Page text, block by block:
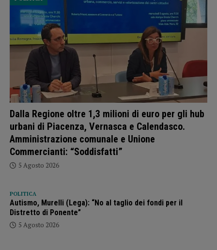
Dalla Regione oltre 1,3 milioni di euro per gli hub
urbani di Piacenza, Vernasca e Calendasco.
Amministrazione comunale e Unione
Commercianti: “Soddisfatti”
5 Agosto 2026
POLITICA
Autismo, Murelli (Lega): “No al taglio dei fondi per il
Distretto di Ponente”
5 Agosto 2026